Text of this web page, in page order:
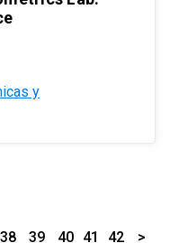
y
38 39 40 41 42 >